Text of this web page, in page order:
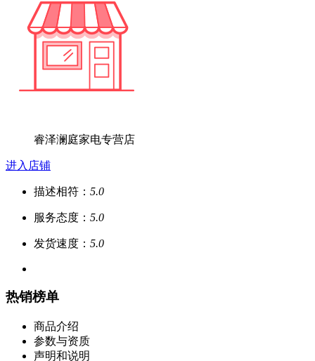
睿泽澜庭家电专营店
进入店铺
描述相符： 5.0
服务态度： 5.0
发货速度： 5.0
热销榜单
商品介绍
参数与资质
声明和说明